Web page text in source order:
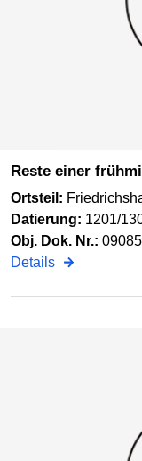
Reste einer
Ortsteil:
Datierung: 1201/
Obj. Dok. Nr.:
Details